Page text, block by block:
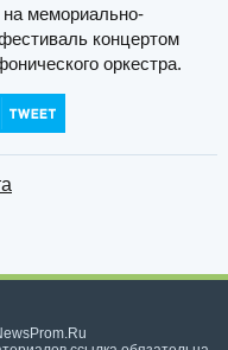
мемориально-
концертом
оркестра.